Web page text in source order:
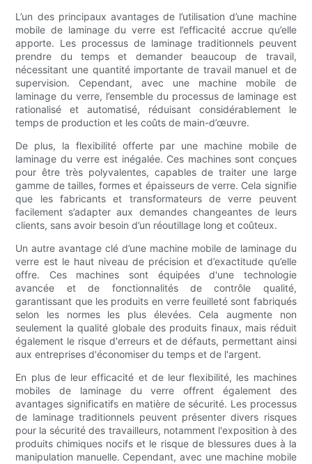
L’un des principaux avantages de l’utilisation d’une machine
mobile de laminage du verre est l’efficacité accrue qu’elle
apporte. Les processus de laminage traditionnels peuvent
prendre du temps et demander beaucoup de travail,
nécessitant une quantité importante de travail manuel et de
supervision. Cependant, avec une machine mobile de
laminage du verre, l’ensemble du processus de laminage est
rationalisé et automatisé, réduisant considérablement le
temps de production et les coûts de main-d’œuvre.
De plus, la flexibilité offerte par une machine mobile de
laminage du verre est inégalée. Ces machines sont conçues
pour être très polyvalentes, capables de traiter une large
gamme de tailles, formes et épaisseurs de verre. Cela signifie
que les fabricants et transformateurs de verre peuvent
facilement s’adapter aux demandes changeantes de leurs
clients, sans avoir besoin d’un réoutillage long et coûteux.
Un autre avantage clé d’une machine mobile de laminage du
verre est le haut niveau de précision et d’exactitude qu’elle
offre. Ces machines sont équipées d'une technologie
avancée et de fonctionnalités de contrôle qualité,
garantissant que les produits en verre feuilleté sont fabriqués
selon les normes les plus élevées. Cela augmente non
seulement la qualité globale des produits finaux, mais réduit
également le risque d'erreurs et de défauts, permettant ainsi
aux entreprises d'économiser du temps et de l'argent.
En plus de leur efficacité et de leur flexibilité, les machines
mobiles de laminage du verre offrent également des
avantages significatifs en matière de sécurité. Les processus
de laminage traditionnels peuvent présenter divers risques
pour la sécurité des travailleurs, notamment l'exposition à des
produits chimiques nocifs et le risque de blessures dues à la
manipulation manuelle. Cependant, avec une machine mobile